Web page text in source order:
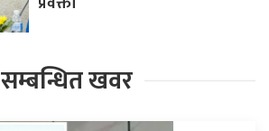
सम्बन्धित खवर